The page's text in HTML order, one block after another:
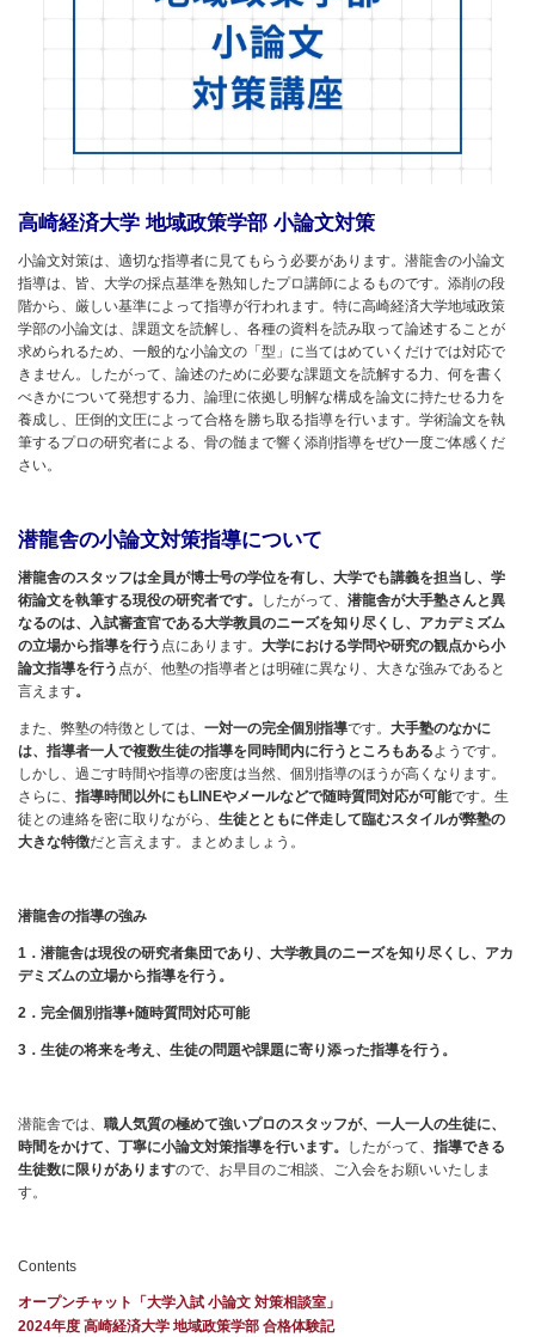
高崎経済大学 地域政策学部 小論文対策
小論文対策は、適切な指導者に見てもらう必要があります。潜龍舎の小論文
指導は、皆、大学の採点基準を熟知したプロ講師によるものです。添削の段
階から、厳しい基準によって指導が行われます。特に高崎経済大学地域政策
学部の小論文は、課題文を読解し、各種の資料を読み取って論述することが
求められるため、一般的な小論文の「型」に当てはめていくだけでは対応で
きません。したがって、論述のために必要な課題文を読解する力、何を書く
べきかについて発想する力、論理に依拠し明解な構成を論文に持たせる力を
養成し、圧倒的文圧によって合格を勝ち取る指導を行います。学術論文を執
筆するプロの研究者による、骨の髄まで響く添削指導をぜひ一度ご体感くだ
さい。
潜龍舎の小論文対策指導について
潜龍舎のスタッフは全員が博士号の学位を有し、大学でも講義を担当し、学
術論文を執筆する現役の研究者です。
したがって、 潜龍舎が大手塾さんと異
なるのは、入試審査官である大学教員のニーズを知り尽くし、アカデミズム
の立場から指導を行う 点にあります。 大学における学問や研究の観点から小
論文指導を行う 点が、他塾の指導者とは明確に異なり、大きな強みであると
言えます。
また、弊塾の特徴としては、 一対一の完全個別指導です。 大手塾のなかに
は、指導者一人で複数生徒の指導を同時間内に行うところもあるようです。
しかし、過ごす時間や指導の密度は当然、個別指導のほうが高くなります。
さらに、 指導時間以外にもLINEやメールなどで随時質問対応が可能です。生
徒との連絡を密に取りながら、 生徒とともに伴走して臨むスタイルが弊塾の
大きな特徴だと言えます。まとめましょう。
潜龍舎の指導の強み
1 ．潜龍舎は現役の研究者集団であり、大学教員のニーズを知り尽くし、アカ
デミズムの立場から指導を行う。
2 ．完全個別指導+随時質問対応可能
3 ．生徒の将来を考え、生徒の問題や課題に寄り添った指導を行う。
潜龍舎では、 職人気質の極めて強いプロのスタッフが、一人一人の生徒に、
時間をかけて、丁寧に小論文対策指導を行います。
したがって、 指導できる
生徒数に限りがありますので、お早目のご相談、ご入会をお願いいたしま
す。
Contents
オープンチャット「大学入試 小論文 対策相談室」
2024年度 高崎経済大学 地域政策学部 合格体験記